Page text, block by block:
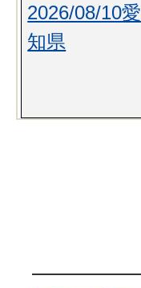
2026/08/10愛
知県